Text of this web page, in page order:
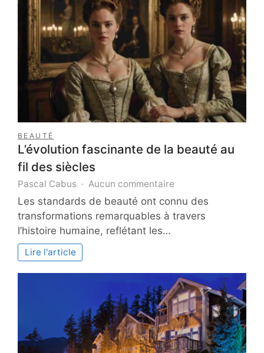
responsabilité
sociétale?
BEAUTÉ
L’évolution fascinante de la beauté au
fil des siècles
Pascal Cabus Aucun commentaire
L’évolution
fascinante
de
fil
des
siècles
Les standards de beauté ont connu des
transformations remarquables à travers
l’histoire humaine, reflétant les…
Lire l'article